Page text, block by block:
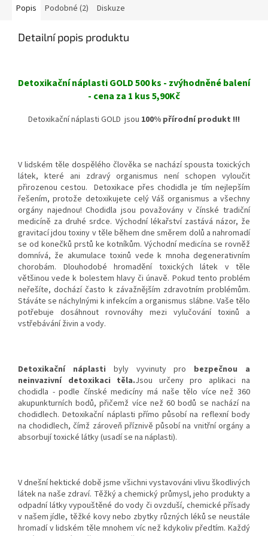
Popis Podobné (2) Diskuze
Detailní popis produktu
Detoxikační náplasti GOLD 500 ks - zvýhodněné balení
- cena za 1 kus 5,90Kč
Detoxikační náplasti GOLD jsou 100% přírodní produkt !!!
V lidském těle dospělého člověka se nachází spousta toxických
látek, které ani zdravý organismus není schopen vyloučit
přirozenou cestou. Detoxikace přes chodidla je tím nejlepším
řešením, protože detoxikujete celý Váš organismus a všechny
orgány najednou! Chodidla jsou považovány v čínské tradiční
medicíně za druhé srdce. Východní lékařství zastává názor, že
gravitací jdou toxiny v těle během dne směrem dolů a nahromadí
se od konečků prstů ke kotníkům. Východní medicína se rovněž
domnívá, že akumulace toxinů vede k mnoha degenerativním
chorobám. Dlouhodobé hromadění toxických látek v těle
většinou vede k bolestem hlavy či únavě. Pokud tento problém
neřešíte, dochází často k závažnějším zdravotním problémům.
Stáváte se náchylnými k infekcím a organismus slábne. Vaše tělo
potřebuje dosáhnout rovnováhy mezi vylučování toxinů a
vstřebávání živin a vody.
Detoxikační náplasti byly vyvinuty pro bezpečnou a
neinvazivní detoxikaci těla.Jsou určeny pro aplikaci na
chodidla - podle čínské medicíny má naše tělo více než 360
akupunkturních bodů, přičemž více než 60 bodů se nachází na
chodidlech. Detoxikační náplasti přímo působí na reflexní body
na chodidlech, čímž zároveň příznivě působí na vnitřní orgány a
absorbují toxické látky (usadí se na náplasti).
V dnešní hektické době jsme všichni vystavováni vlivu škodlivých
látek na naše zdraví. Těžký a chemický průmysl, jeho produkty a
odpadní látky vypouštěné do vody či ovzduší, chemické přísady
v našem jídle, těžké kovy nebo zbytky různých léků se neustále
hromadí v lidském těle mnohem víc než kdykoliv předtím. Každý